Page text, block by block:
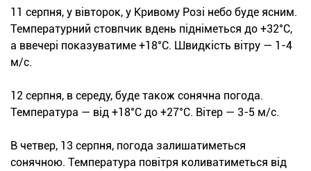
11 серпня, у вівторок, у Кривому Розі небо буде ясним.
Температурний стовпчик вдень підніметься до +32°С,
а ввечері показуватиме +18°С. Швидкість вітру — 1-4
м/с.
12 серпня, в середу, буде також сонячна погода.
Температура — від +18°С до +27°С. Вітер — 3-5 м/с.
В четвер, 13 серпня, погода залишатиметься
сонячною. Температура повітря коливатиметься від